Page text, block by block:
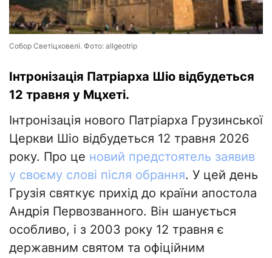
Собор Светіцховелі. Фото: allgeotrip
Інтронізація Патріарха Шіо відбудеться
12 травня у Мцхеті.
Інтронізація нового Патріарха Грузинської
Церкви Шіо відбудеться 12 травня 2026
року. Про це новий предстоятель заявив
у своєму слові після обрання. У цей день
Грузія святкує прихід до країни апостола
Андрія Первозванного. Він шанується
особливо, і з 2003 року 12 травня є
державним святом та офіційним